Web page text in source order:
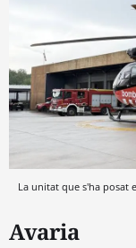
La unitat que s'ha posat
Avaria